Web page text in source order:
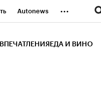
Autonews ...
ВПЕЧАТЛЕНИЯ ЕДА И ВИНО